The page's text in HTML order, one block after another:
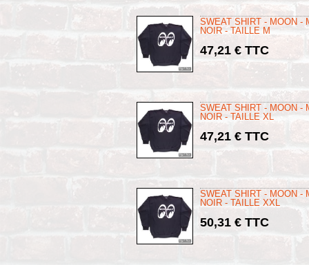
SWEAT SHIRT - MOON -
NOIR - TAILLE M
47,21 € TTC
SWEAT SHIRT - MOON -
NOIR - TAILLE XL
47,21 € TTC
SWEAT SHIRT - MOON -
NOIR - TAILLE XXL
50,31 € TTC